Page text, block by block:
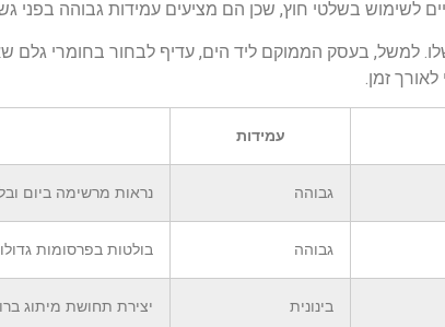
למשל, בעסק הממוקם ליד הים, עדיף לבחור בחומרי גלם
זמן.
עמידות
גבוהה נראות מרשימה ביום
גבוהה בולטות בפרסומות
בינונית יצירת תחושת מיתוג